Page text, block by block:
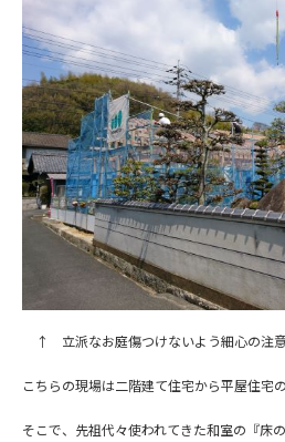
↑ 立派なお庭傷つけないよう細心の注意
こちらの現場は二階建て住宅から平屋住宅
そこで、先祖代々使われてきた和室の『床